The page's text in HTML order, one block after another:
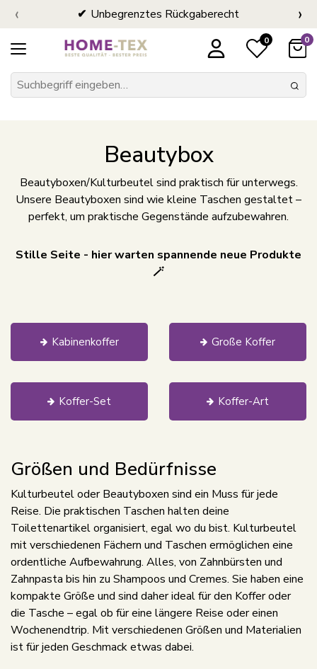
Unbegrenztes Rückgaberecht
‹ ›
0 0
Beautybox
Beautyboxen/Kulturbeutel sind praktisch für unterwegs.
Unsere Beautyboxen sind wie kleine Taschen gestaltet –
perfekt, um praktische Gegenstände aufzubewahren.
Stille Seite - hier warten spannende neue Produkte
🪄
Kabinenkoffer Große Koffer
Koffer-Set Koffer-Art
Größen und Bedürfnisse
Kulturbeutel oder Beautyboxen sind ein Muss für jede
Reise. Die praktischen Taschen halten deine
Toilettenartikel organisiert, egal wo du bist. Kulturbeutel
mit verschiedenen Fächern und Taschen ermöglichen eine
ordentliche Aufbewahrung. Alles, von Zahnbürsten und
Zahnpasta bis hin zu Shampoos und Cremes. Sie haben eine
kompakte Größe und sind daher ideal für den Koffer oder
die Tasche – egal ob für eine längere Reise oder einen
Wochenendtrip. Mit verschiedenen Größen und Materialien
ist für jeden Geschmack etwas dabei.